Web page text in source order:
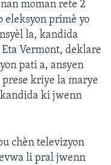
moman rete 2
eleksyon primè yo
la, kandida
Vermont, deklare
pati a, ansyen
kriye la marye
ki jwenn
chèn televizyon
li pral jwenn